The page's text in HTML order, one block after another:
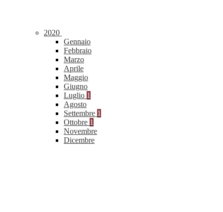
2020
Gennaio
Febbraio
Marzo
Aprile
Maggio
Giugno
Luglio 1
Agosto
Settembre 1
Ottobre 1
Novembre
Dicembre